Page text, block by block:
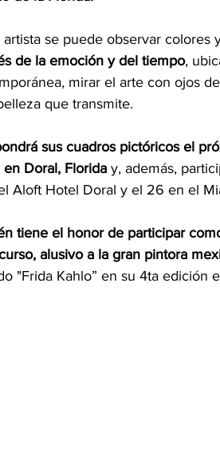
artista se puede observar colores
de la emoción y del tiempo,
mirar el arte con ojos
que transmite.
sus cuadros pictóricos el
Doral, Florida y, además,
Aloft Hotel Doral y el 26 en el
tiene el honor de participar
alusivo a la gran pintora
"Frida Kahlo” en su 4ta edición